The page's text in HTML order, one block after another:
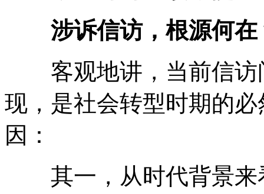
涉诉信访，根源何在
客观地讲，当前信访
现，是社会转型时期的
因：
其一，从时代背景来